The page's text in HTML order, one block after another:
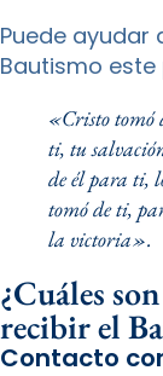
Puede ayudar
Bautismo
«Cristo tomó
ti, tu
de él para ti,
tomó de ti,
la victoria».
¿Cuáles
recibir el
Contacto